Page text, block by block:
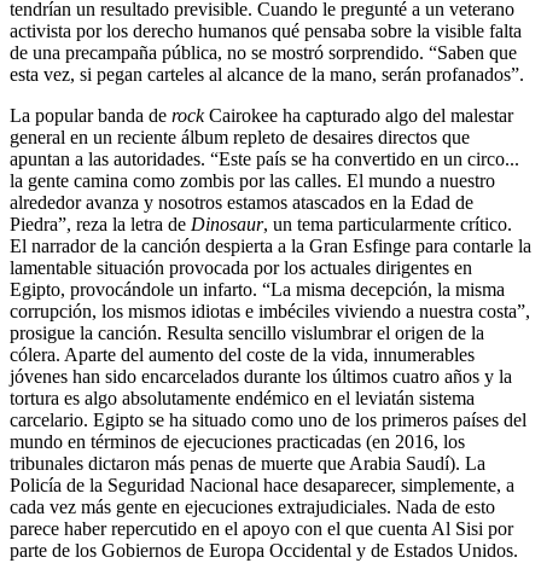
tendrían un resultado previsible. Cuando le pregunté a un veterano
activista por los derecho humanos qué pensaba sobre la visible falta
de una precampaña pública, no se mostró sorprendido. “Saben que
esta vez, si pegan carteles al alcance de la mano, serán profanados”.
La popular banda de rockCairokee ha capturado algo del malestar
general en un reciente álbum repleto de desaires directos que
apuntan a las autoridades. “Este país se ha convertido en un circo...
la gente camina como zombis por las calles. El mundo a nuestro
alrededor avanza y nosotros estamos atascados en la Edad de
Piedra”, reza la letra de Dinosaur, un tema particularmente crítico.
El narrador de la canción despierta a la Gran Esfinge para contarle la
lamentable situación provocada por los actuales dirigentes en
Egipto, provocándole un infarto. “La misma decepción, la misma
corrupción, los mismos idiotas e imbéciles viviendo a nuestra costa”,
prosigue la canción. Resulta sencillo vislumbrar el origen de la
cólera. Aparte del aumento del coste de la vida, innumerables
jóvenes han sido encarcelados durante los últimos cuatro años y la
tortura es algo absolutamente endémico en el leviatán sistema
carcelario. Egipto se ha situado como uno de los primeros países del
mundo en términos de ejecuciones practicadas (en 2016, los
tribunales dictaron más penas de muerte que Arabia Saudí). La
Policía de la Seguridad Nacional hace desaparecer, simplemente, a
cada vez más gente en ejecuciones extrajudiciales. Nada de esto
parece haber repercutido en el apoyo con el que cuenta Al Sisi por
parte de los Gobiernos de Europa Occidental y de Estados Unidos.